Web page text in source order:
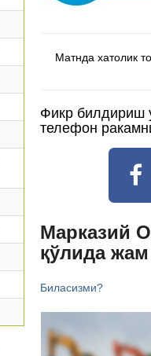
Матнда хатолик
Фикр билдириш
телефон
Марказий
қўлида
Биласизми?